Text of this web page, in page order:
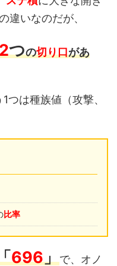
違いなのだが、
つの切り口があ
つは種族値（攻撃、
比率
696」で、オノ